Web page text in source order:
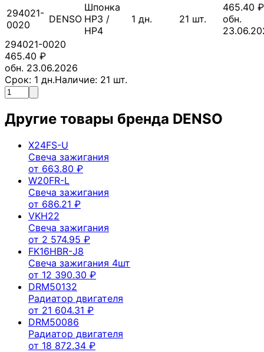
294021-
0020
DENSO
Шпонка
HP3 /
HP4
1 дн. 21 шт.
465.40 ₽
обн.
294021-0020
465.40 ₽
обн. 23.06.2026
Срок: 1 дн.Наличие: 21 шт.
Другие товары бренда DENSO
X24FS-U
Свеча зажигания
от 663.80 ₽
W20FR-L
Свеча зажигания
от 686.21 ₽
VKH22
Свеча зажигания
от 2 574.95 ₽
FK16HBR-J8
Свеча зажигания 4шт
от 12 390.30 ₽
DRM50132
Радиатор двигателя
от 21 604.31 ₽
DRM50086
Радиатор двигателя
от 18 872.34 ₽